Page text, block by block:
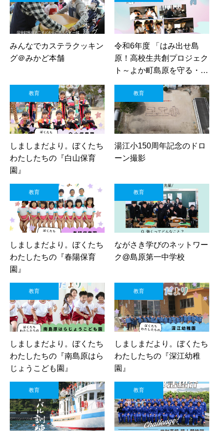
みんなでカステラクッキン
グ＠みかど本舗
令和6年度 「はみ出せ島
原！高校生共創プロジェク
ト～よか町島原を守る・繋
ぐ・創る～」活動中！
教育
しましまだより。ぼくたち
わたしたちの『白山保育
園』
教育
湯江小150周年記念のドロ
ーン撮影
教育
しましまだより。ぼくたち
わたしたちの『春陽保育
園』
教育
ながさき学びのネットワー
ク@島原第一中学校
教育
しましまだより。ぼくたち
わたしたちの『南島原はら
じょうこども園』
教育
しましまだより。ぼくたち
わたしたちの『深江幼稚
園』
教育 教育